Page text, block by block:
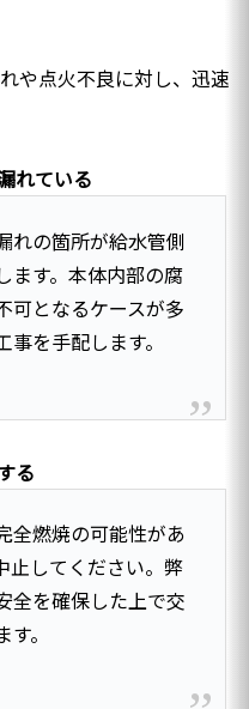
や点火不良に対し、迅速
れている
れの箇所が給水管側
ます。本体内部の腐
可となるケースが多
を手配します。
る
全燃焼の可能性があ
止してください。弊
全を確保した上で交
。